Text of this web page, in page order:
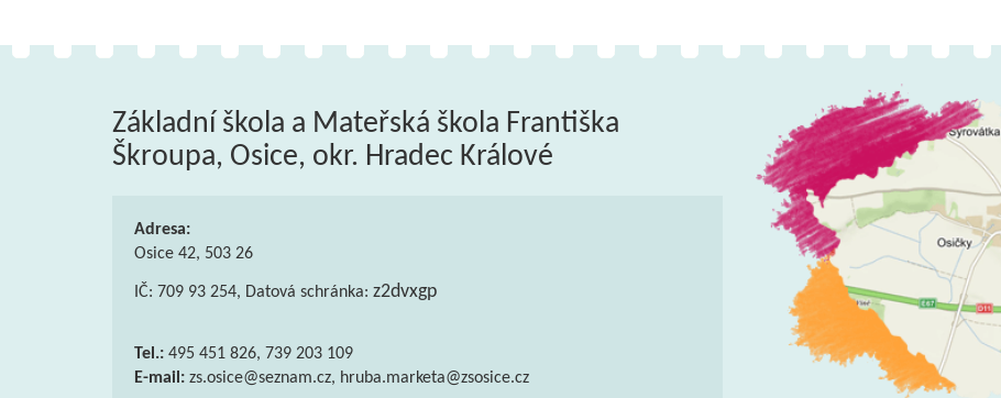
Základní škola a Mateřská škola Františka
Škroupa, Osice, okr. Hradec Králové
Adresa:
Osice 42, 503 26
IČ: 709 93 254, Datová schránka: z2dvxgp
Tel.: 495 451 826, 739 203 109
E-mail: zs.osice@seznam.cz, hruba.marketa@zsosice.cz